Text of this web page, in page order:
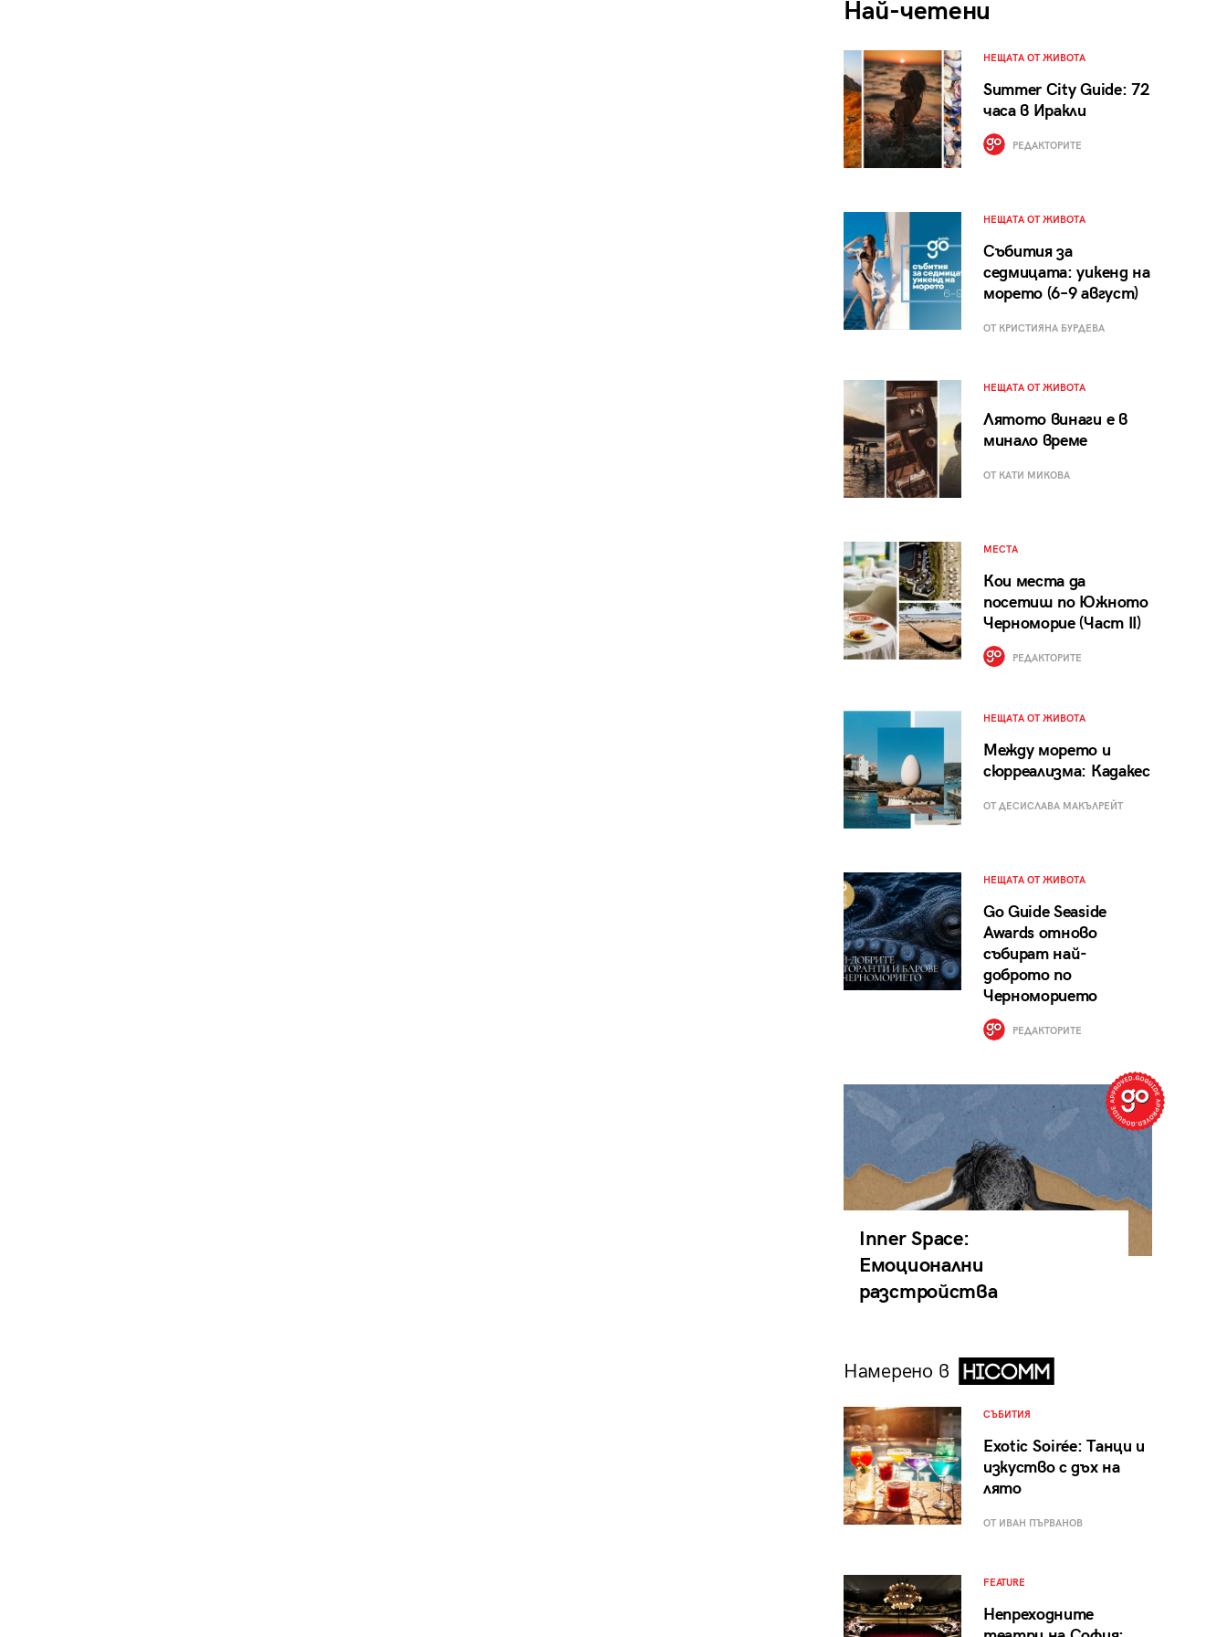
Най-четени
НЕЩАТА ОТ ЖИВОТА
Summer City Guide: 72
часа в Иракли
РЕДАКТОРИТЕ
НЕЩАТА ОТ ЖИВОТА
Събития за
седмицата: уикенд на
морето (6–9 август)
ОТ КРИСТИЯНА БУРДЕВА
НЕЩАТА ОТ ЖИВОТА
Лятото винаги е в
минало време
ОТ КАТИ МИКОВА
МЕСТА
Кои места да
посетиш по Южното
Черноморие (Част II)
РЕДАКТОРИТЕ
НЕЩАТА ОТ ЖИВОТА
Между морето и
сюрреализма: Кадакес
ОТ ДЕСИСЛАВА МАКЪЛРЕЙТ
НЕЩАТА ОТ ЖИВОТА
Go Guide Seaside
Awards отново
събират най-
доброто по
Черноморието
РЕДАКТОРИТЕ
Inner Space:
Емоционални
разстройства
Намерено в
СЪБИТИЯ
Exotic Soirée: Танци и
изкуство с дъх на
лято
ОТ ИВАН ПЪРВАНОВ
FEATURE
Непреходните